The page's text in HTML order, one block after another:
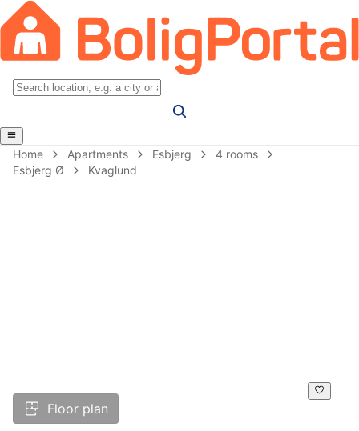
Home Apartments Esbjerg
4 rooms
Esbjerg Ø
Kvaglund
Floor plan